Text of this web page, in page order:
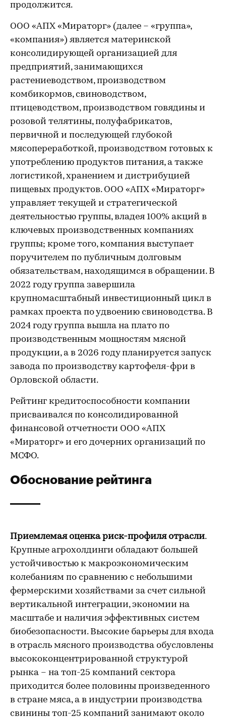
продолжится.
ООО «АПХ «Мираторг» (далее – «группа»,
«компания») является материнской
консолидирующей организацией для
предприятий, занимающихся
растениеводством, производством
комбикормов, свиноводством,
птицеводством, производством говядины и
розовой телятины, полуфабрикатов,
первичной и последующей глубокой
мясопереработкой, производством готовых к
употреблению продуктов питания, а также
логистикой, хранением и дистрибуцией
пищевых продуктов. ООО «АПХ «Мираторг»
управляет текущей и стратегической
деятельностью группы, владея 100% акций в
ключевых производственных компаниях
группы; кроме того, компания выступает
поручителем по публичным долговым
обязательствам, находящимся в обращении. В
2022 году группа завершила
крупномасштабный инвестиционный цикл в
рамках проекта по удвоению свиноводства. В
2024 году группа вышла на плато по
производственным мощностям мясной
продукции, а в 2026 году планируется запуск
завода по производству картофеля-фри в
Орловской области.
Рейтинг кредитоспособности компании
присваивался по консолидированной
финансовой отчетности ООО «АПХ
«Мираторг» и его дочерних организаций по
МСФО.
Обоснование рейтинга
Приемлемая оценка риск-профиля отрасли.
Крупные агрохолдинги обладают большей
устойчивостью к макроэкономическим
колебаниям по сравнению с небольшими
фермерскими хозяйствами за счет сильной
вертикальной интеграции, экономии на
масштабе и наличия эффективных систем
биобезопасности. Высокие барьеры для входа
в отрасль мясного производства обусловлены
высококонцентрированной структурой
рынка – на топ-25 компаний сектора
приходится более половины произведенного
в стране мяса, а в индустрии производства
свинины топ-25 компаний занимают около